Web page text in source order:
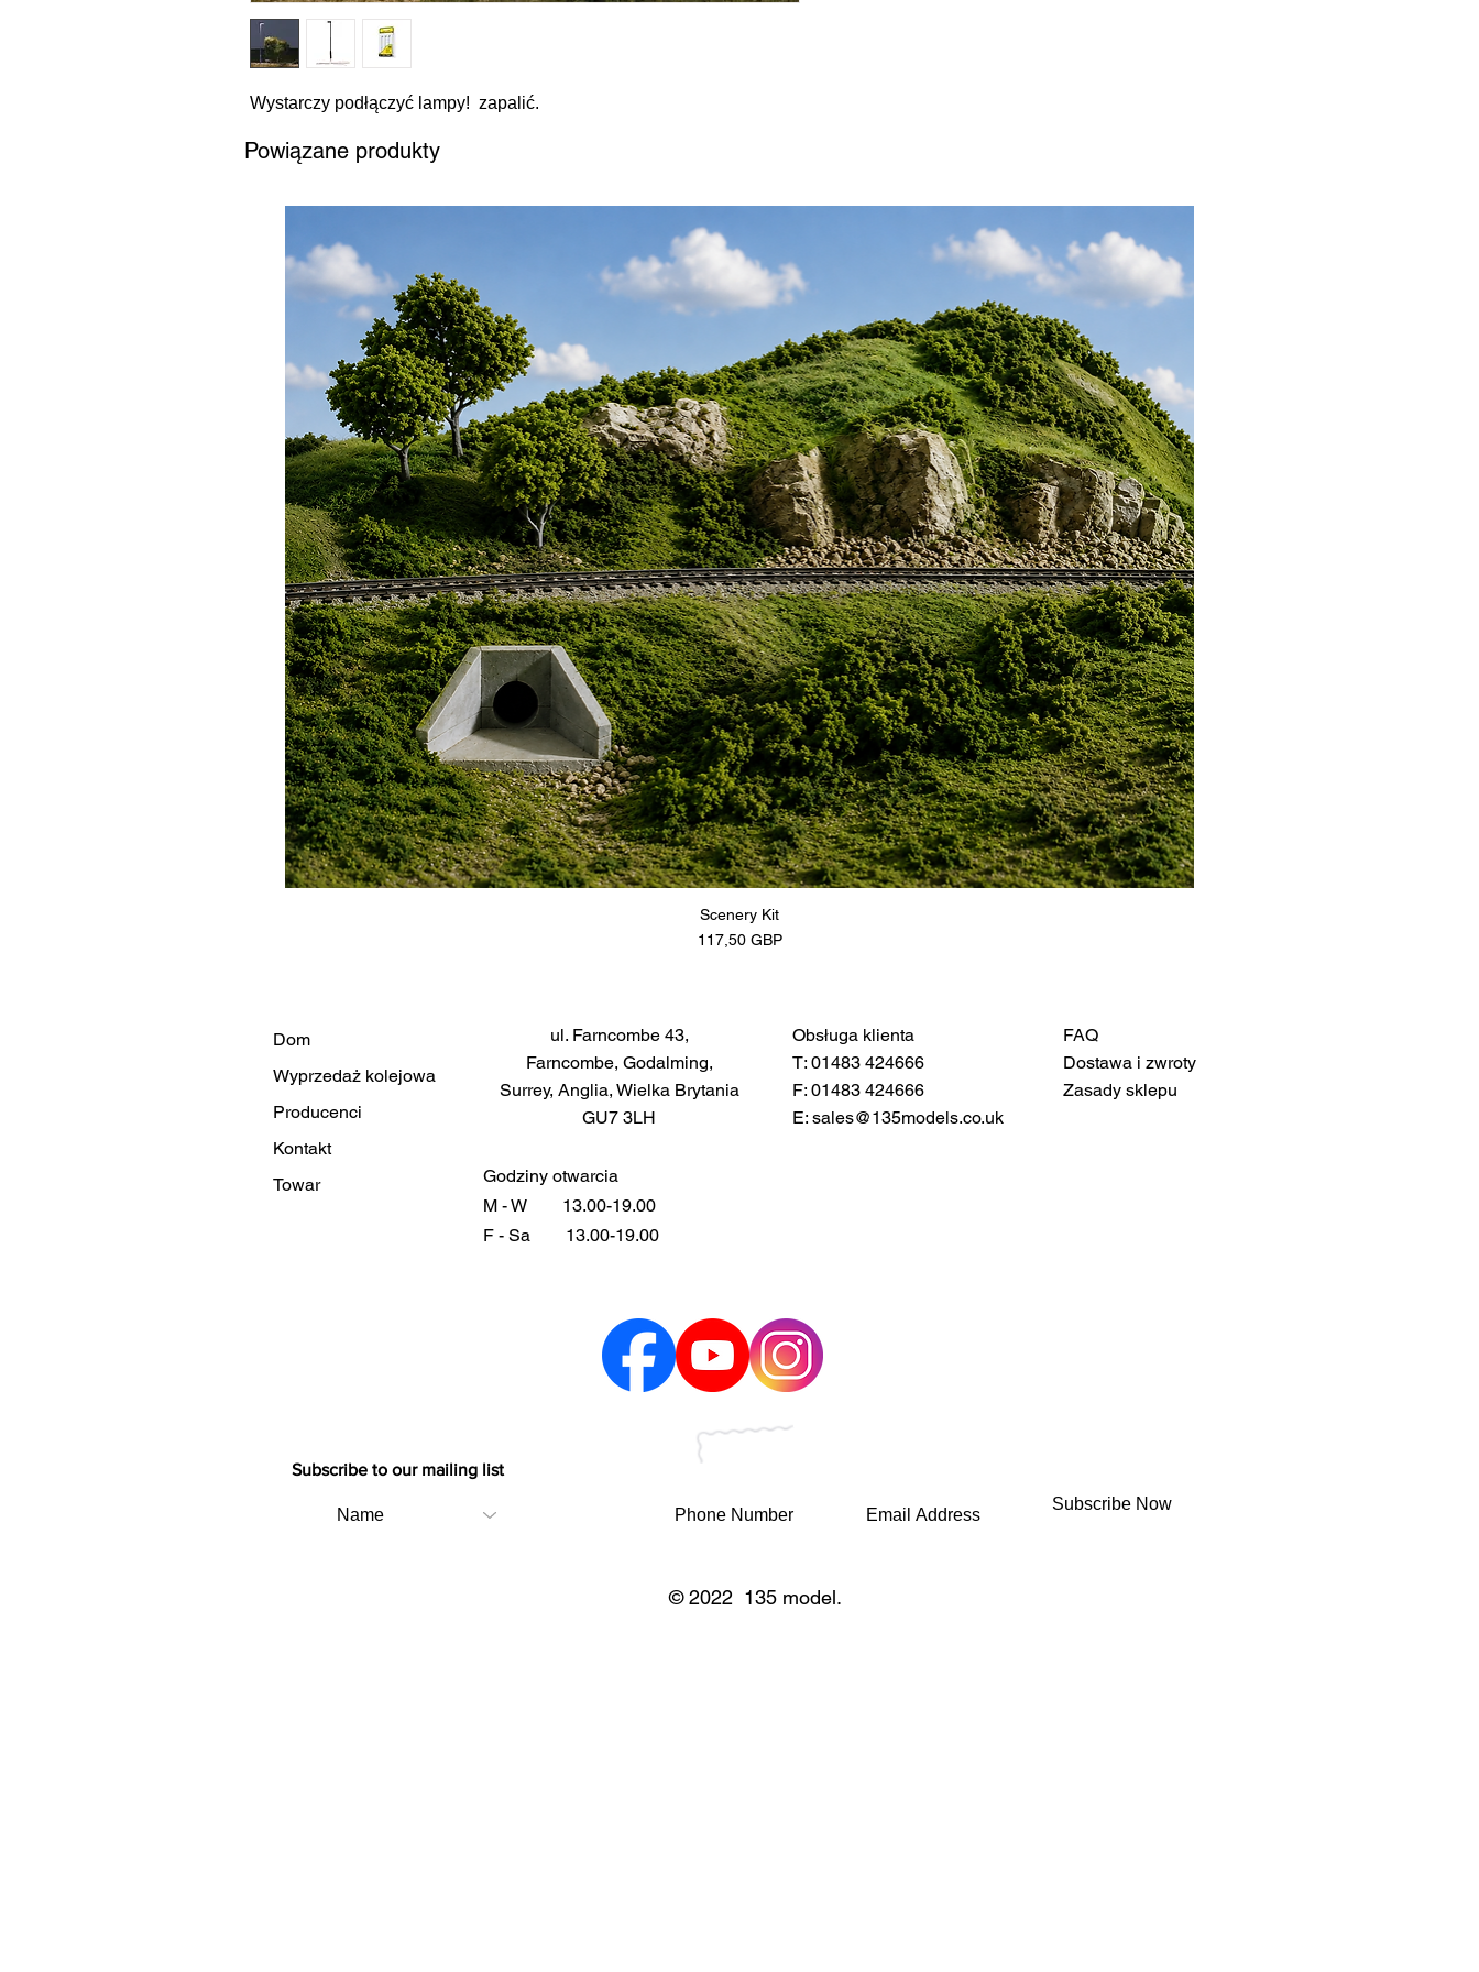
Wystarczy podłączyć lampy! zapalić.
Powiązane produkty
Scenery Kit
Cena
117,50 GBP
Dom
Wyprzedaż kolejowa
Producenci
Kontakt
Towar
ul. Farncombe 43,
Farncombe, Godalming,
Surrey, Anglia, Wielka Brytania
GU7 3LH
Godziny otwarcia
M - W
13.00-19.00
F - Sa
13.00-19.00
Obsługa klienta
T: 01483 424666
F: 01483 424666
E: sales@135models.co.uk
FAQ
Dostawa i zwroty
Zasady sklepu
Subscribe to our mailing list
Subscribe Now
© 2022 135 model.